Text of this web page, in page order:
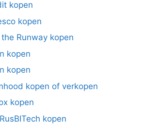
kopen
kopen
Runway kopen
kopen
kopen
kopen of verkopen
kopen
kopen